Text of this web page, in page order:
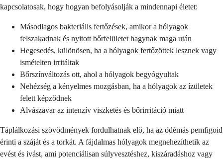
kapcsolatosak, hogy hogyan befolyásolják a mindennapi életet:
Másodlagos bakteriális fertőzések, amikor a hólyagok
felszakadnak és nyitott bőrfelületet hagynak maga után
Hegesedés, különösen, ha a hólyagok fertőzöttek lesznek vagy
ismételten irritáltak
Bőrszínváltozás ott, ahol a hólyagok begyógyultak
Nehézség a kényelmes mozgásban, ha a hólyagok az ízületek
felett képződnek
Alvászavar az intenzív viszketés és bőrirritáció miatt
Táplálkozási szövődmények fordulhatnak elő, ha az ödémás pemfigoid
érinti a száját és a torkát. A fájdalmas hólyagok megnehezíthetik az
evést és ivást, ami potenciálisan súlyvesztéshez, kiszáradáshoz vagy